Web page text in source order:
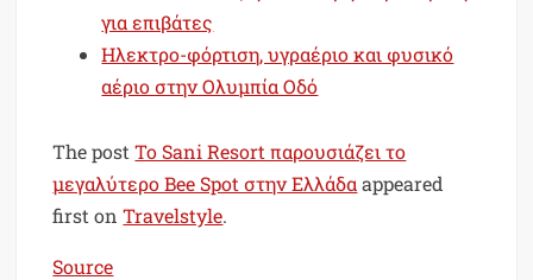
για επιβάτες
Ηλεκτρο-φόρτιση, υγραέριο και φυσικό
αέριο στην Ολυμπία Οδό
The postΤο Sani Resort παρουσιάζει το
μεγαλύτερο Bee Spot στην Ελλάδαappeared
first onTravelstyle.
Source